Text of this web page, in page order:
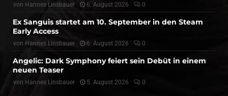
von Hannes Linsbauer 6. August 2026 0
Ex Sanguis startet am 10. September in den Steam
Early Access
von Hannes Linsbauer 6. August 2026 0
Angelic: Dark Symphony feiert sein Debüt in einem
neuen Teaser
von Hannes Linsbauer 5. August 2026 0